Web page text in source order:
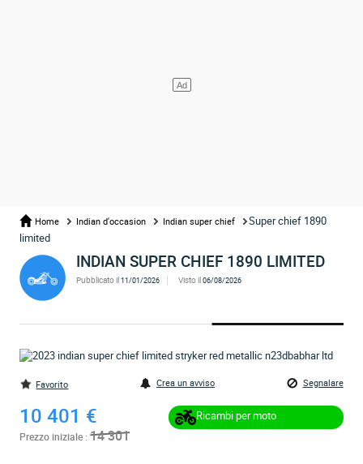
Home Indian d'occasion Indian super chief
Super chief 1890
limited
INDIAN SUPER CHIEF 1890 LIMITED
Pubblicato il11/01/2026 Visto il06/08/2026
Favorito Crea un avviso Segnalare
10 401 €
Prezzo iniziale :14 301
Ricambi per moto